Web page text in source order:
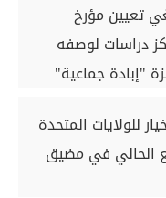
تعيين مؤرخ
دراسات لوصفه
"إبادة جماعية"
للولايات المتحدة
الحالي في مضيق